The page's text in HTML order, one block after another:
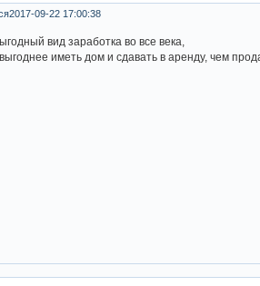
2017-09-22 17:00:38
вид заработка во все века,
иметь дом и сдавать в аренду, чем